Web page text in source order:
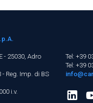
- 25030, Adro
- Reg. Imp. di BS
i.v.
Tel: +39
Tel: +39